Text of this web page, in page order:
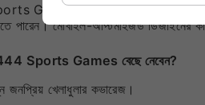
Games Android এবং iOS উভয় ডিভাইসেই
পারেন। মোবাইল-অপ্টিমাইজড
Sports Games বেছে নেবেন?
জনপ্রিয় খেলাধুলার কভারেজ।